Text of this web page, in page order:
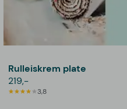
Rulleiskrem plate
219,-
3,8